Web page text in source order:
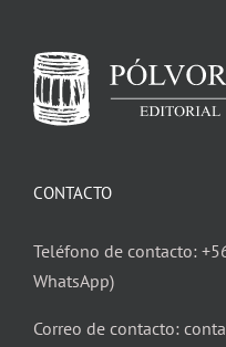
CONTACTO
Teléfono de contacto:
WhatsApp)
Correo de contacto: